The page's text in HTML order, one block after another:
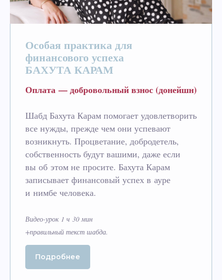
Особая практика для
финансового успеха
БАХУТА КАРАМ
Оплата — добровольный взнос (донейшн)
Шабд Бахута Карам помогает удовлетворить
все нужды, прежде чем они успевают
возникнуть. Процветание, добродетель,
собственность будут вашими, даже если
вы об этом не просите. Бахута Карам
записывает финансовый успех в ауре
и нимбе человека.
Видео-урок 1 ч 30 мин
+правильный текст шабда.
Подробнее